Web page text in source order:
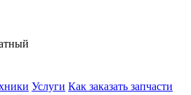
Услуги Как заказать запчасти